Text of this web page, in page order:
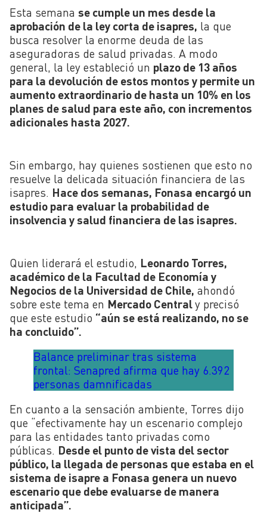
Esta semana se cumple un mes desde la
aprobación de la ley corta de isapres, la que
busca resolver la enorme deuda de las
aseguradoras de salud privadas. A modo
general, la ley estableció un plazo de 13 años
para la devolución de estos montos y permite un
aumento extraordinario de hasta un 10% en los
planes de salud para este año, con incrementos
adicionales hasta 2027.
Sin embargo, hay quienes sostienen que esto no
resuelve la delicada situación financiera de las
isapres. Hace dos semanas, Fonasa encargó un
estudio para evaluar la probabilidad de
insolvencia y salud financiera de las isapres.
Quien liderará el estudio, Leonardo Torres,
académico de la Facultad de Economía y
Negocios de la Universidad de Chile, ahondó
sobre este tema en Mercado Centraly precisó
que este estudio “aún se está realizando, no se
ha concluido”.
Balance preliminar tras sistema
frontal: Senapred afirma que hay 6.392
personas damnificadas
En cuanto a la sensación ambiente, Torres dijo
que “efectivamente hay un escenario complejo
para las entidades tanto privadas como
públicas. Desde el punto de vista del sector
público, la llegada de personas que estaba en el
sistema de isapre a Fonasa genera un nuevo
escenario que debe evaluarse de manera
anticipada”.